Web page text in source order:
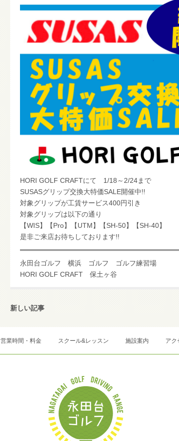
HORI GOLF CRAFTにて 1/18～2/24まで
SUSASグリップ交換大特価SALE開催中!!
対象グリップが工賃サービス400円引き
対象グリップは以下の通り
【WIS】【Pro】【UTM】【SH-50】【SH-40】
是非ご来店お待ちしております!!
永田台ゴルフ 横浜 ゴルフ ゴルフ練習場
HORI GOLF CRAFT 保土ヶ谷
新しい記事
営業時間・料金 スクール&レッスン 施設案内 アク